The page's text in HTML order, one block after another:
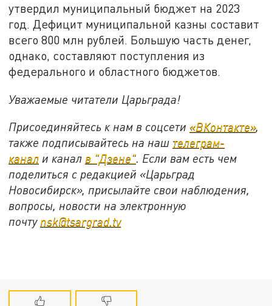
утвердил муниципальный бюджет на 2023
год. Дефицит муниципальной казны составит
всего 800 млн рублей. Большую часть денег,
однако, составляют поступления из
федерального и областного бюджетов.
Уважаемые читатели Царьграда!
Присоединяйтесь к нам в соцсети «ВКонтакте»,
также подписывайтесь на наш телеграм-
канал и канал в "Дзене". Если вам есть чем
поделиться с редакцией «Царьград
Новосибирск», присылайте свои наблюдения,
вопросы, новости на электронную
почту nsk@tsargrad.tv